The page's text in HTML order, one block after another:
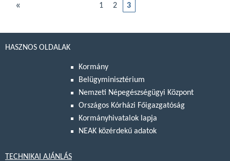
« 1 2 3
HASZNOS OLDALAK
Kormány
Belügyminisztérium
Nemzeti Népegészségügyi Központ
Országos Kórházi Főigazgatóság
Kormányhivatalok lapja
NEAK közérdekű adatok
TECHNIKAI AJÁNLÁS